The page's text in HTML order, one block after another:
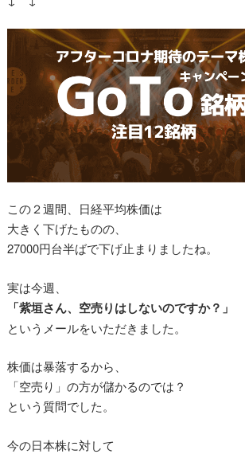
この２週間、日経平均株価は
大きく下げたものの、
27000円台半ばで下げ止まりましたね。
実は今週、
「紫垣さん、空売りはしないのですか？」
というメールをいただきました。
株価は暴落するから、
「空売り」の方が儲かるのでは？
という質問でした。
今の日本株に対して